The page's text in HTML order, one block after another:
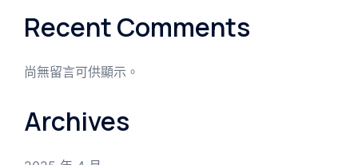
Recent Comments
尚無留言可供顯示。
Archives